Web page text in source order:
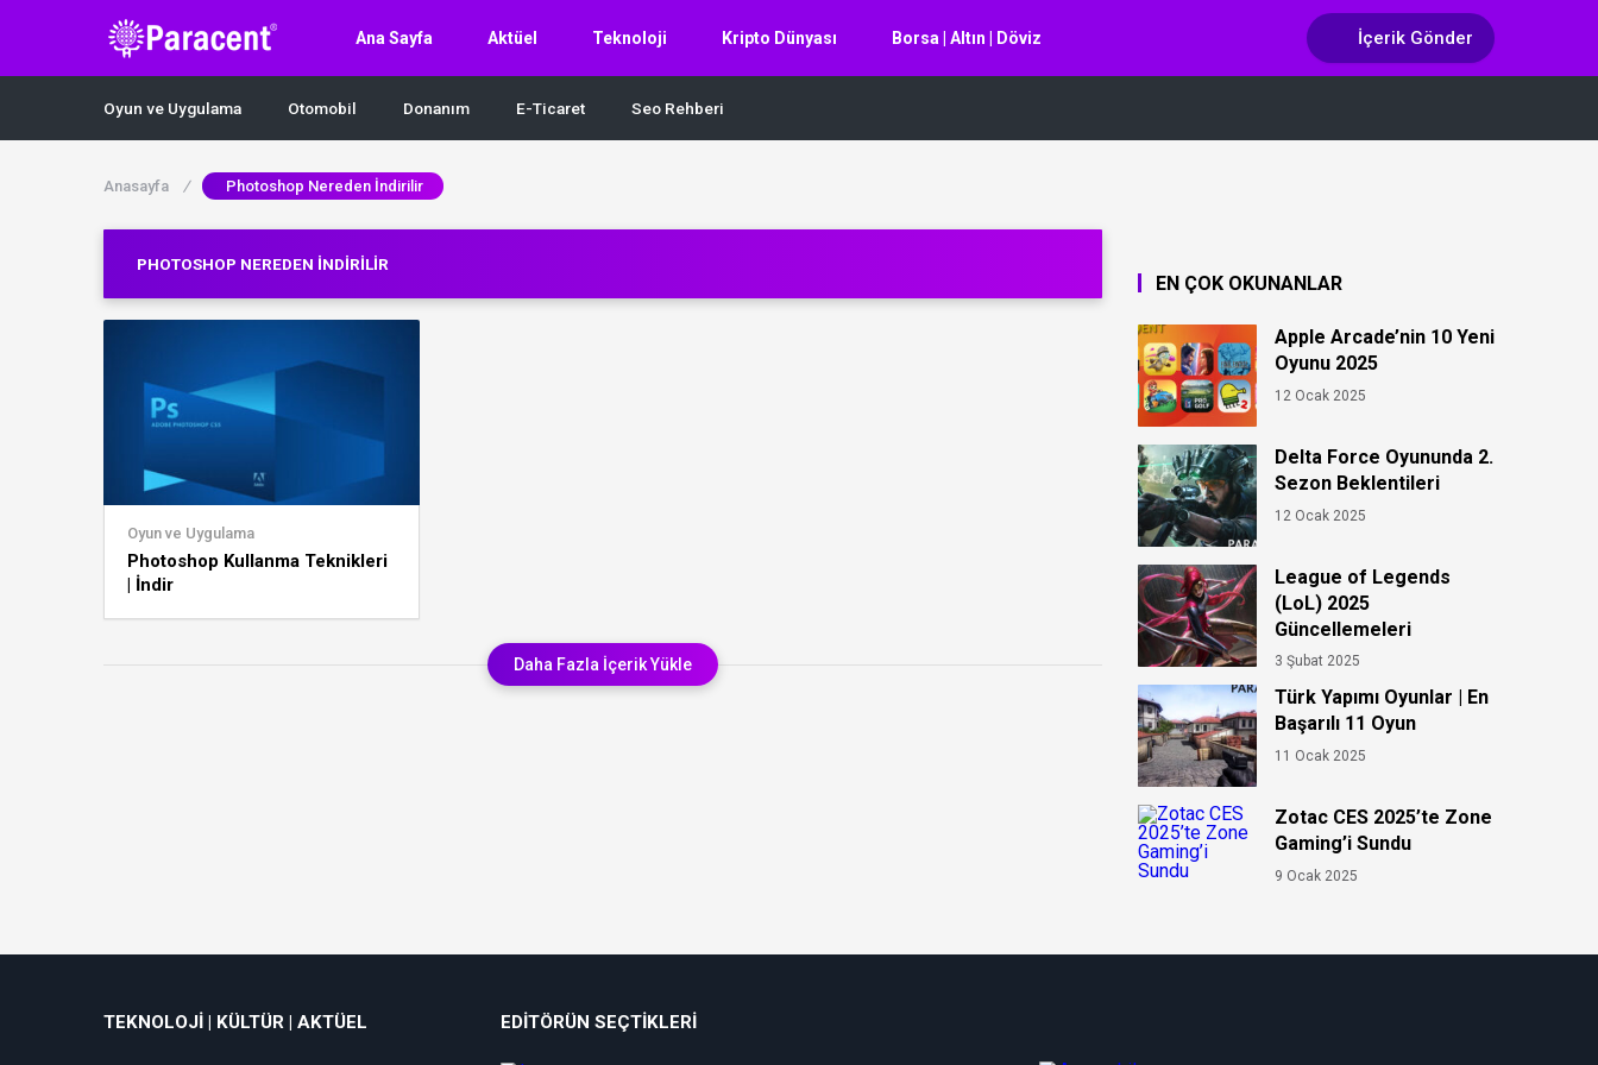
Ana Sayfa Aktüel Teknoloji Kripto Dünyası Borsa | Altın | Döviz İçerik Gönder
Oyun ve Uygulama Otomobil Donanım E-Ticaret Seo Rehberi
Anasayfa / Photoshop Nereden İndirilir
PHOTOSHOP NEREDEN İNDIRILIR
Oyun ve Uygulama
Photoshop Kullanma Teknikleri
| İndir
Daha Fazla İçerik Yükle
EN ÇOK OKUNANLAR
Apple Arcade’nin 10 Yeni
Oyunu 2025
12 Ocak 2025
Delta Force Oyununda 2.
Sezon Beklentileri
12 Ocak 2025
League of Legends
(LoL) 2025
Güncellemeleri
3 Şubat 2025
Türk Yapımı Oyunlar | En
Başarılı 11 Oyun
11 Ocak 2025
Zotac CES 2025’te Zone
Gaming’i Sundu
9 Ocak 2025
TEKNOLOJI | KÜLTÜR | AKTÜEL EDITÖRÜN SEÇTIKLERI